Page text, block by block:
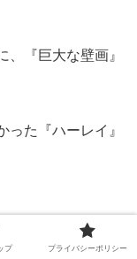
『巨大な壁画』
った『ハーレイ』
重なります。
プ プライバシーポリシー